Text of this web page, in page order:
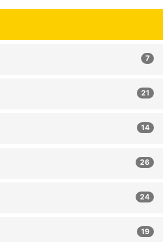
7
21
14
26
24
19